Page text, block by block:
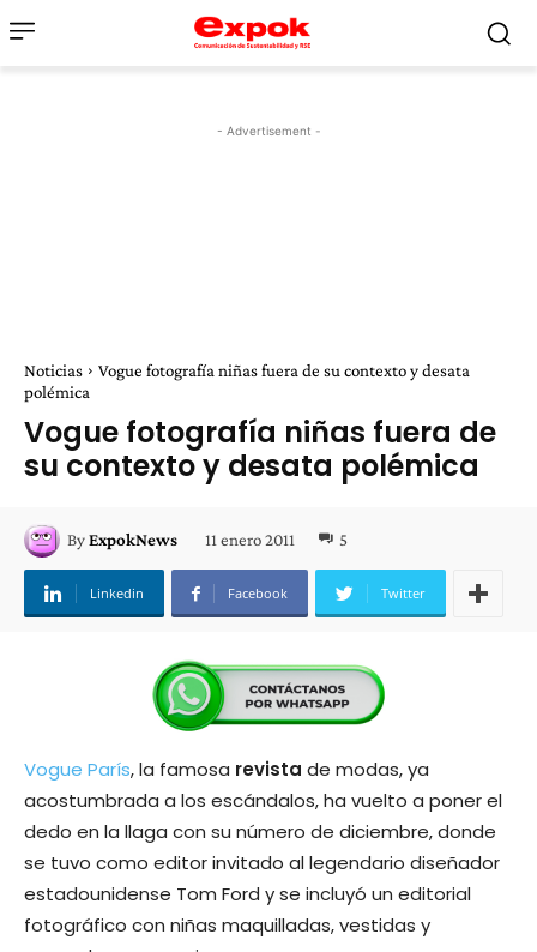
- Advertisement -
Noticias
Vogue fotografía niñas fuera de su contexto y desata
polémica
Vogue fotografía niñas fuera de
su contexto y desata polémica
ByExpokNews 11 enero 2011 5
Linkedin Facebook Twitter
Vogue París, la famosa revista de modas, ya
acostumbrada a los escándalos, ha vuelto a poner el
dedo en la llaga con su número de diciembre, donde
se tuvo como editor invitado al legendario diseñador
estadounidense Tom Ford y se incluyó un editorial
fotográfico con niñas maquilladas, vestidas y